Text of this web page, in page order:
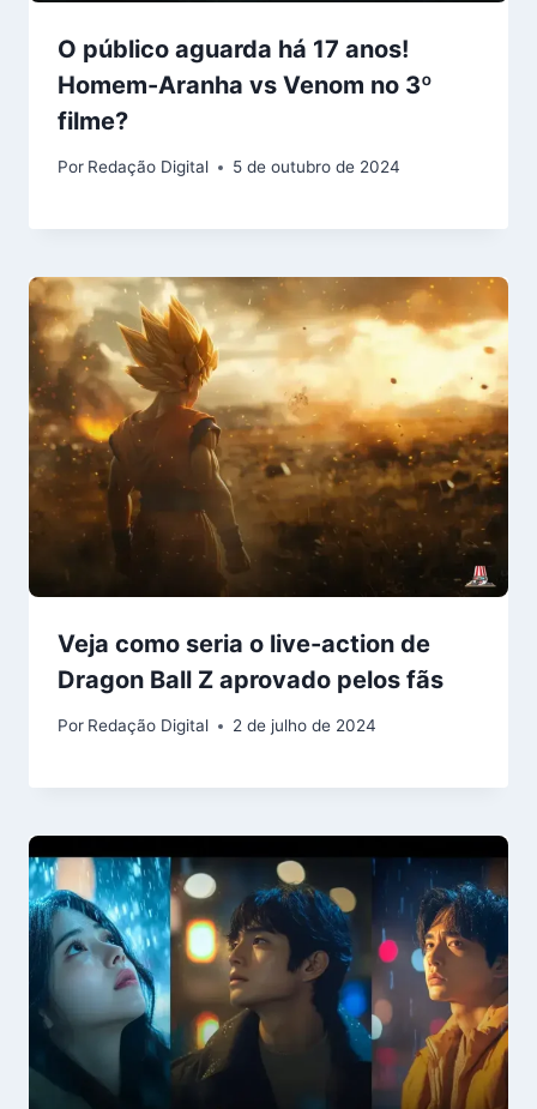
O público aguarda há 17 anos!
Homem-Aranha vs Venom no 3º
filme?
Por Redação Digital 5 de outubro de 2024
Veja como seria o live-action de
Dragon Ball Z aprovado pelos fãs
Por Redação Digital 2 de julho de 2024